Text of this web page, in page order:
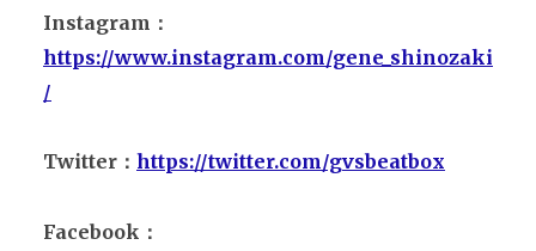
Instagram：
https://www.instagram.com/gene_shinozaki
/
Twitter： https://twitter.com/gvsbeatbox
Facebook：